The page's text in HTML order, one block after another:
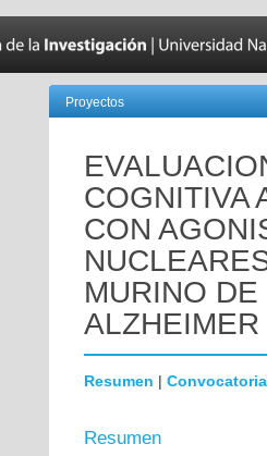
Proyectos
COGNITIVA
CON
MURINO
Resumen | Convocatoria
Resumen